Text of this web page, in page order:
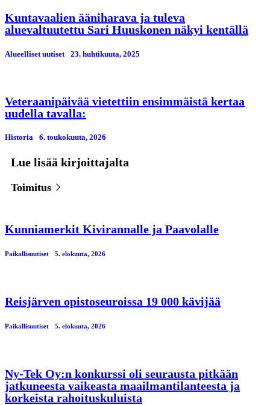
Kuntavaalien ääniharava ja tuleva
aluevaltuutettu Sari Huuskonen näkyi kentällä
Alueelliset uutiset 23. huhtikuuta, 2025
Veteraanipäivää vietettiin ensimmäistä kertaa
uudella tavalla:
Historia 6. toukokuuta, 2026
Lue lisää kirjoittajalta
Toimitus
Kunniamerkit Kivirannalle ja Paavolalle
Paikallisuutiset 5. elokuuta, 2026
Reisjärven opistoseuroissa 19 000 kävijää
Paikallisuutiset 5. elokuuta, 2026
Ny-Tek Oy:n konkurssi oli seurausta pitkään
jatkuneesta vaikeasta maailmantilanteesta ja
korkeista rahoituskuluista